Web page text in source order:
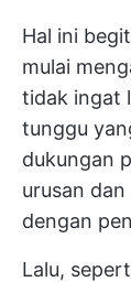
Hal ini
mulai
tidak ingat
tunggu
dukungan
urusan
dengan
Lalu,